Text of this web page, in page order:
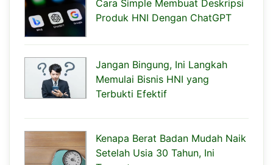
Cara Simple Membuat Deskripsi
Produk HNI Dengan ChatGPT
Jangan Bingung, Ini Langkah
Memulai Bisnis HNI yang
Terbukti Efektif
Kenapa Berat Badan Mudah Naik
Setelah Usia 30 Tahun, Ini